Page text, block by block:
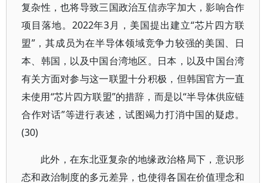
复杂性，也将导致三国政治互信赤字加大，影响合作
项目落地。2022年3月，美国提出建立“芯片四方联
盟”，其成员为在半导体领域竞争力较强的美国、日
本、韩国，以及中国台湾地区。日本，以及中国台湾
有关方面对参与这一联盟十分积极，但韩国官方一直
未使用“芯片四方联盟”的措辞，而是以“半导体供应链
合作对话”等进行表述，试图竭力打消中国的疑虑。
(30)
此外，在东北亚复杂的地缘政治格局下，意识形
态和政治制度的多元差异，也使得各国在价值理念和